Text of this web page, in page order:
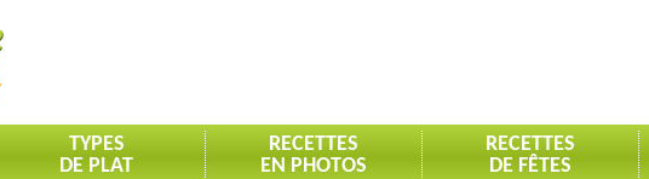
TYPES
DE PLAT
RECETTES
EN PHOTOS
RECETTES
DE FÊTES